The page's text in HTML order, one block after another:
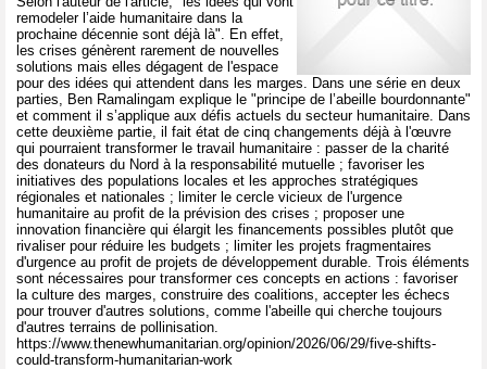
remodeler l’aide humanitaire dans la
prochaine décennie sont déjà là". En effet,
les crises génèrent rarement de nouvelles
solutions mais elles dégagent de l'espace
pour des idées qui attendent dans les marges. Dans une série en deux
parties, Ben Ramalingam explique le "principe de l’abeille bourdonnante"
et comment il s’applique aux défis actuels du secteur humanitaire. Dans
cette deuxième partie, il fait état de cinq changements déjà à l'œuvre
qui pourraient transformer le travail humanitaire : passer de la charité
des donateurs du Nord à la responsabilité mutuelle ; favoriser les
initiatives des populations locales et les approches stratégiques
régionales et nationales ; limiter le cercle vicieux de l'urgence
humanitaire au profit de la prévision des crises ; proposer une
innovation financière qui élargit les financements possibles plutôt que
rivaliser pour réduire les budgets ; limiter les projets fragmentaires
d'urgence au profit de projets de développement durable. Trois éléments
sont nécessaires pour transformer ces concepts en actions : favoriser
la culture des marges, construire des coalitions, accepter les échecs
pour trouver d'autres solutions, comme l'abeille qui cherche toujours
d'autres terrains de pollinisation.
https://www.thenewhumanitarian.org/opinion/2026/06/29/five-shifts-
could-transform-humanitarian-work